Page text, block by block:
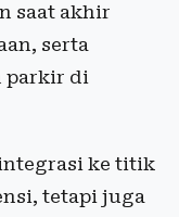
saat akhir
serta
parkir di
ke titik
tetapi juga